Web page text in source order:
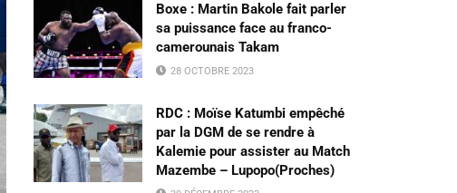
Boxe : Martin Bakole fait parler
sa puissance face au franco-
camerounais Takam
28 OCTOBRE 2023
RDC : Moïse Katumbi empêché
par la DGM de se rendre à
Kalemie pour assister au Match
Mazembe – Lupopo(Proches)